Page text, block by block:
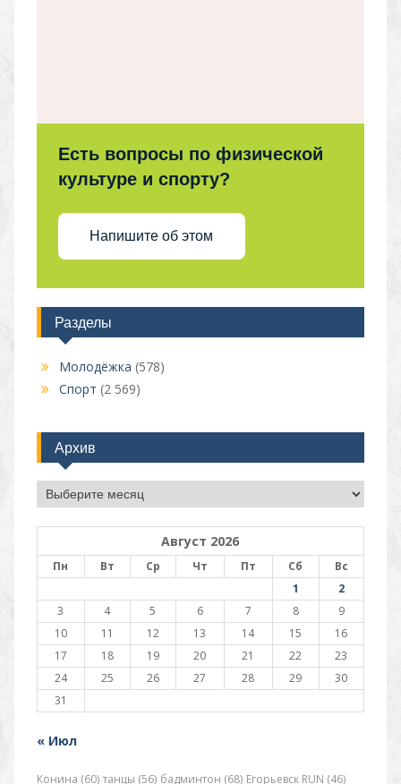
Есть вопросы по физической
культуре и спорту?
Напишите об этом
Разделы
Молодёжка (578)
Спорт (2 569)
Архив
Архив
Август 2026
Пн Вт Ср Чт Пт Сб
Вс
1
2
3
4 5 6 7 8
9
10
11 12 13 14 15
16
17
18 19 20 21 22
23
24
25 26 27 28 29
30
31
« Июл
Конина (60) танцы (56) бадминтон (68) Егорьевск RUN (46)